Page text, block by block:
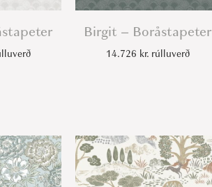
Birgit – Boråstapeter
14.726 kr. rúlluverð